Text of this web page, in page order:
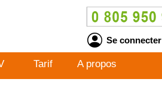
Se connecter
Tarif A propos